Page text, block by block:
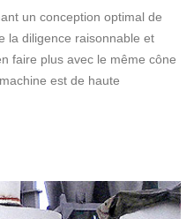
un conception optimal de
la diligence raisonnable et
faire plus avec le même cône
est de haute